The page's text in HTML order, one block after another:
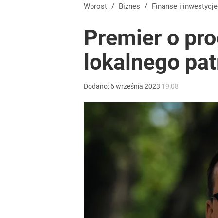
Nawrocki ma szansę na drugą kadencję? Tak
Farmacja: wzrost pod presją. co czeka branżę do
Prawdziwa wartość różnorodności
Wprost / Biznes / Finanse i inwestycje
Premier o
lokalnego
Dodano: 6września 2023 19:08